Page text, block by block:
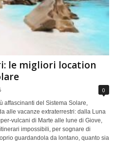
le migliori location
0
affascinanti del Sistema Solare,
alle vacanze extraterrestri: dalla Luna
vulcani di Marte alle lune di Giove,
impossibili, per sognare di
guardandola da lontano, quanto sia